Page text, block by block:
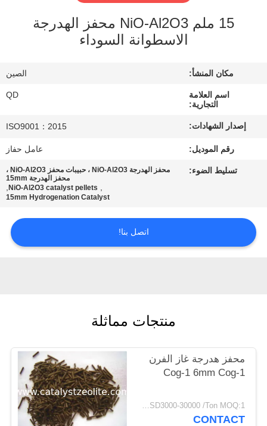
المعمل
جودة
اتصل
أخبار
حالات
خريطة
15 ملم NiO-Al2O3 محفز الهدرجة
الاسطوانة السوداء
مكان المنشأ: الصين
اسم العلامة
التجارية:
QD
إصدار الشهادات: ISO9001：2015
رقم الموديل: عامل حفاز
تسليط الضوء:
محفز الهدرجة NiO-Al2O3 ، حبيبات محفز NiO-Al2O3 ،
محفز الهدرجة 15mm
,
NiO-Al2O3 catalyst pellets
,
15mm Hydrogenation Catalyst
اتصل بنا!
منتجات مماثلة
محفز هدرجة غاز الفرن
Cog-1 6mm Cog-1
USD3000-30000 /Ton MOQ:1 كغم
CONTACT